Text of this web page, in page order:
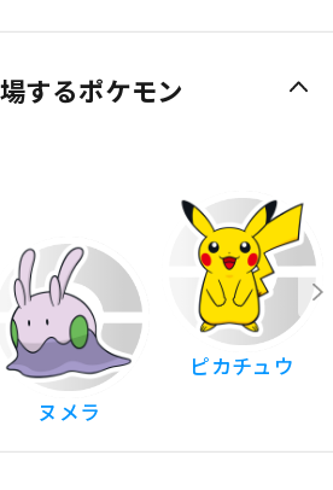
するポケモン
ヌメラ
ピカチュウ